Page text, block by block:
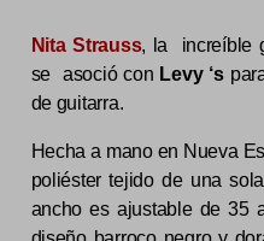
Nita Strauss, la increíble
se asoció con Levy ‘s
de guitarra.
Hecha a mano en Nueva
poliéster tejido de una
ancho es ajustable de 35